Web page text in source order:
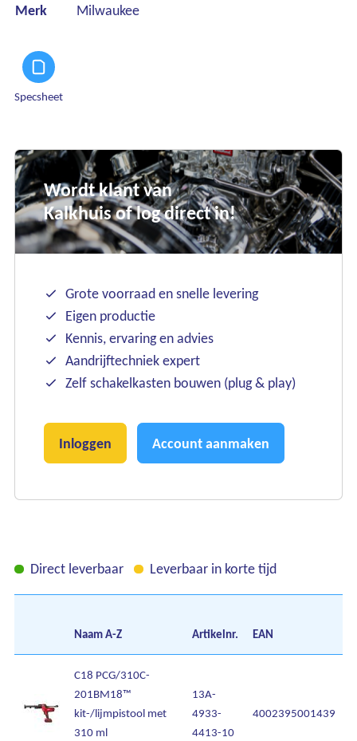
Merk Milwaukee
Specsheet
Wordt klant van
Kalkhuis of log direct in!
Grote voorraad en snelle levering
Eigen productie
Kennis, ervaring en advies
Aandrijftechniek expert
Zelf schakelkasten bouwen (plug & play)
Inloggen Account aanmaken
Direct leverbaar Leverbaar in korte tijd
NaamA-Z Artikelnr. EAN
C18 PCG/310C-
201BM18™
kit-/lijmpistool met
310 ml
13A-
4933-
4413-10
4002395001439